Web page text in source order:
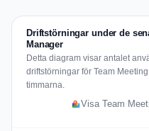
Driftstörningar under de
Manager
Detta diagram visar antalet
driftstörningar för Team
timmarna.
Visa Team